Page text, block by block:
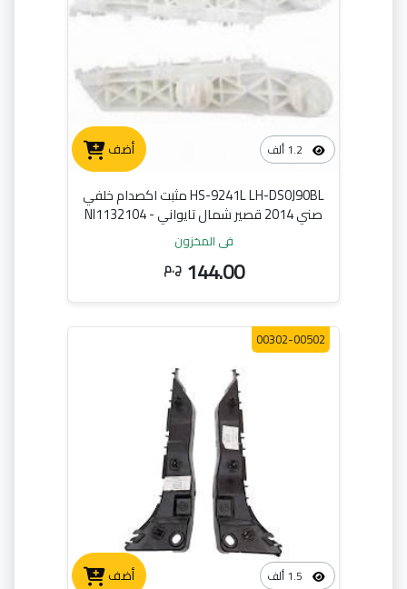
أضف
HS-9241L LH-DS0J90BL مثبت اكصدام خلفي
صني 2014 قصير شمال تايواني - NI1132104
في المخزون
144.00 ج.م
أضف
00302-00502